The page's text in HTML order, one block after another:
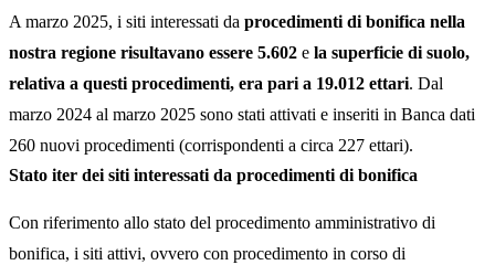
A marzo 2025, i siti interessati da procedimenti di bonifica nella
nostra regione risultavano essere 5.602 e la superficie di suolo,
relativa a questi procedimenti, era pari a 19.012 ettari. Dal
marzo 2024 al marzo 2025 sono stati attivati e inseriti in Banca dati
260 nuovi procedimenti (corrispondenti a circa 227 ettari).
Stato iter dei siti interessati da procedimenti di bonifica
Con riferimento allo stato del procedimento amministrativo di
bonifica, i siti attivi, ovvero con procedimento in corso di